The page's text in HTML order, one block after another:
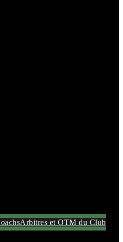
Arbitres et OTM du Club